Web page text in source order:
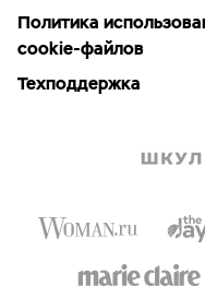
Политика
cookie-файлов
Техподдержка